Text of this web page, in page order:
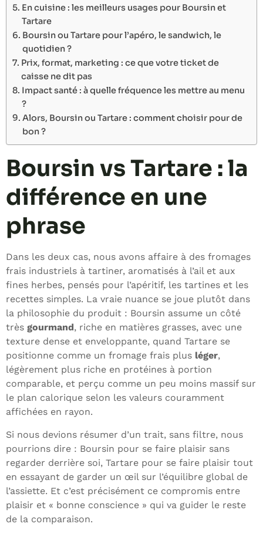
En cuisine : les meilleurs usages pour Boursin et
Tartare
Boursin ou Tartare pour l’apéro, le sandwich, le
quotidien ?
Prix, format, marketing : ce que votre ticket de
caisse ne dit pas
Impact santé : à quelle fréquence les mettre au menu
?
Alors, Boursin ou Tartare : comment choisir pour de
bon ?
Boursin vs Tartare : la
différence en une
phrase
Dans les deux cas, nous avons affaire à des fromages
frais industriels à tartiner, aromatisés à l’ail et aux
fines herbes, pensés pour l’apéritif, les tartines et les
recettes simples. La vraie nuance se joue plutôt dans
la philosophie du produit : Boursin assume un côté
très gourmand, riche en matières grasses, avec une
texture dense et enveloppante, quand Tartare se
positionne comme un fromage frais plus léger,
légèrement plus riche en protéines à portion
comparable, et perçu comme un peu moins massif sur
le plan calorique selon les valeurs couramment
affichées en rayon.
Si nous devions résumer d’un trait, sans filtre, nous
pourrions dire : Boursin pour se faire plaisir sans
regarder derrière soi, Tartare pour se faire plaisir tout
en essayant de garder un œil sur l’équilibre global de
l’assiette. Et c’est précisément ce compromis entre
plaisir et « bonne conscience » qui va guider le reste
de la comparaison.